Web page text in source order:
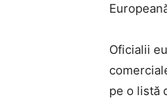
Oficialii
pe o listă